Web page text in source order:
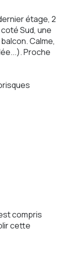
étage, 2
Sud, une
Calme,
Proche
compris
cette